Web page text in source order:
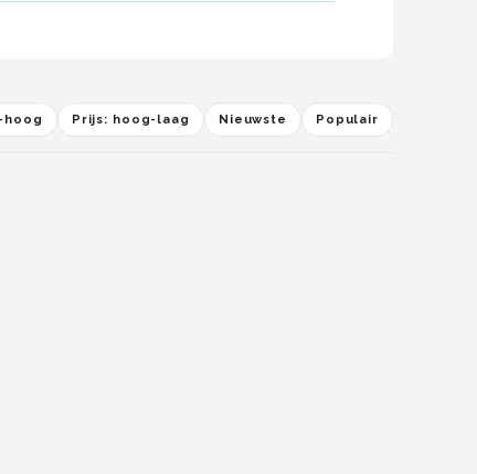
hoog Prijs: hoog-laag Nieuwste Populair